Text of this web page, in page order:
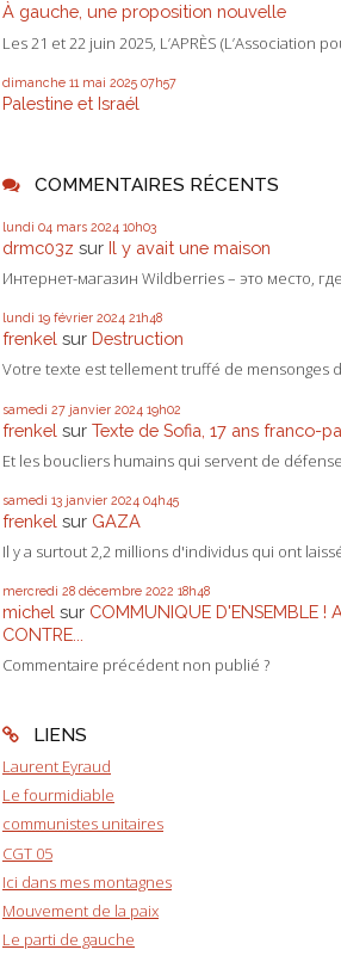
À gauche, une proposition nouvelle
Les 21 et 22 juin 2025, L’APRÈS (L’Association
dimanche 11 mai 2025 07h57
Palestine et Israél
COMMENTAIRES RÉCENTS
lundi 04 mars 2024 10h03
drmc03z sur Il y avait une maison
Интернет-магазин Wildberries – это место,
lundi 19 février 2024 21h48
frenkel sur Destruction
Votre texte est tellement truffé de mensonges
samedi 27 janvier 2024 19h02
frenkel sur Texte de Sofia, 17 ans franco-
Et les boucliers humains qui servent de
samedi 13 janvier 2024 04h45
frenkel sur GAZA
Il y a surtout 2,2 millions d'individus qui ont
mercredi 28 décembre 2022 18h48
michel sur COMMUNIQUE D'ENSEMBLE !
CONTRE...
Commentaire précédent non publié ?
LIENS
Laurent Eyraud
Le fourmidiable
communistes unitaires
CGT 05
Ici dans mes montagnes
Mouvement de la paix
Le parti de gauche